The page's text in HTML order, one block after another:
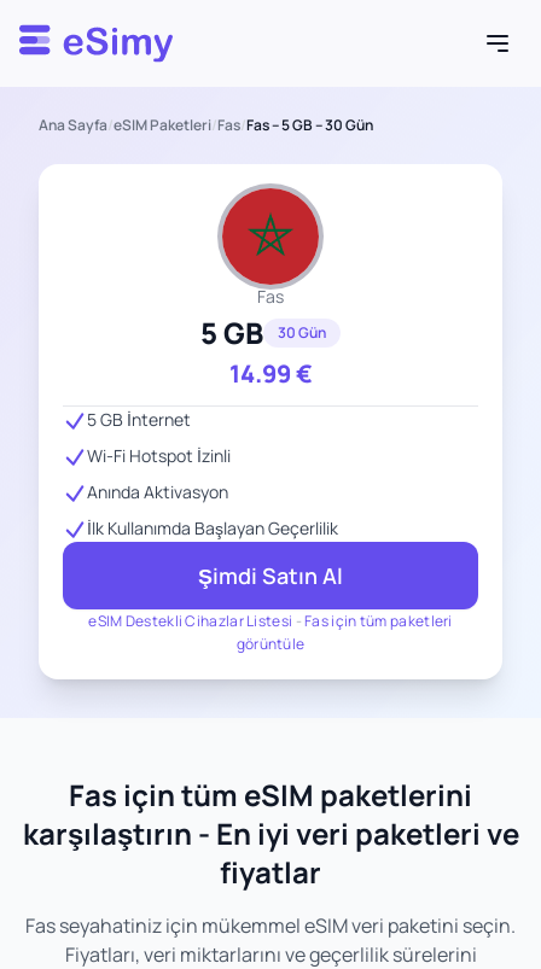
Esimy
Ana Sayfa/eSIM Paketleri/Fas/Fas – 5 GB – 30 Gün
Fas
5 GB 30 Gün
14.99€
eSIM Destekli Cihazlar Listesi -Fas için tüm paketleri
görüntüle
5 GB İnternet
Wi-Fi Hotspot İzinli
Anında Aktivasyon
İlk Kullanımda Başlayan Geçerlilik
Şimdi Satın Al
Fas için tüm eSIM paketlerini
karşılaştırın - En iyi veri paketleri ve
fiyatlar
Fas seyahatiniz için mükemmel eSIM veri paketini seçin.
Fiyatları, veri miktarlarını ve geçerlilik sürelerini